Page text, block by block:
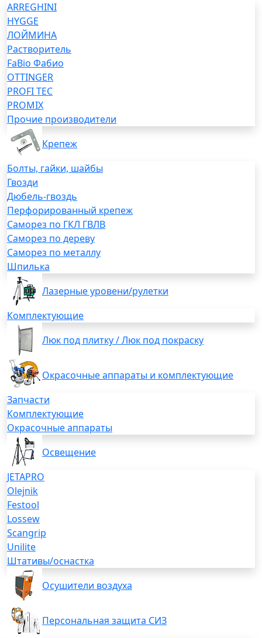
ARREGHINI
HYGGE
ЛОЙМИНА
Растворитель
FaBio Фабио
OTTINGER
PROFI TEC
PROMIX
Прочие производители
Крепеж
Болты, гайки, шайбы
Гвозди
Дюбель-гвоздь
Перфорированный крепеж
Саморез по ГКЛ ГВЛВ
Саморез по дереву
Саморез по металлу
Шпилька
Лазерные уровени/рулетки
Комплектующие
Люк под плитку / Люк под покраску
Окрасочные аппараты и комплектующие
Запчасти
Комплектующие
Окрасочные аппараты
Освещение
JETAPRO
Olejnik
Festool
Lossew
Scangrip
Unilite
Штативы/оснастка
Осушители воздуха
Персональная защита СИЗ